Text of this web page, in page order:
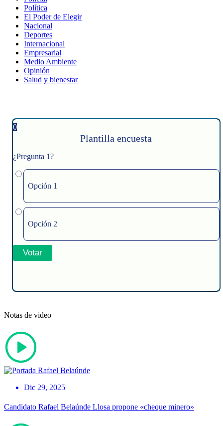
Política
El Poder de Elegir
Nacional
Deportes
Internacional
Empresarial
Medio Ambiente
Opinión
Salud y bienestar
0
Plantilla encuesta
¿Pregunta 1?
Opción 1
Opción 2
Notas de video
Dic 29, 2025
Candidato Rafael Belaúnde Llosa propone «cheque minero»